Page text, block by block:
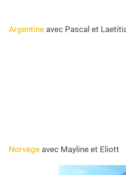
Argentine avec Pascal et
Norvège avec Mayline et Eliott